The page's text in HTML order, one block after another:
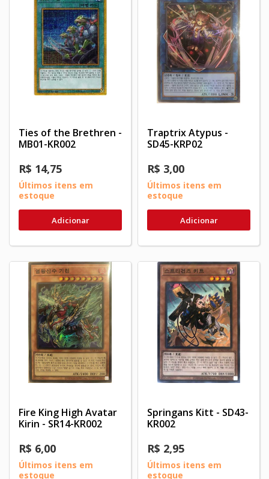
Ties of the Brethren -
MB01-KR002
R$ 14,75
Últimos itens em
estoque
Adicionar
Traptrix Atypus -
SD45-KRP02
R$ 3,00
Últimos itens em
estoque
Adicionar
Fire King High Avatar
Kirin - SR14-KR002
R$ 6,00
Últimos itens em
estoque
Springans Kitt - SD43-
KR002
R$ 2,95
Últimos itens em
estoque